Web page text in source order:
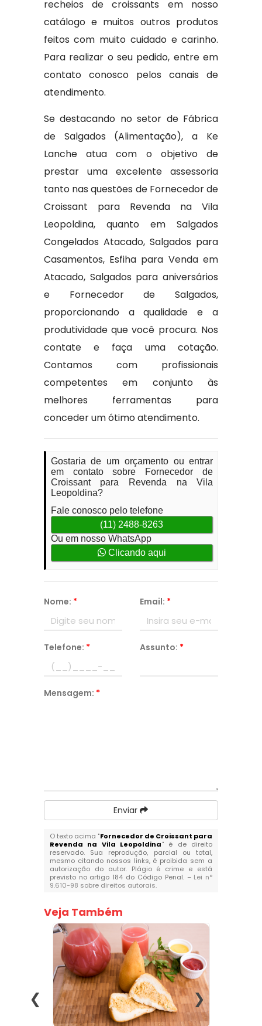
recheios de croissants em nosso
catálogo e muitos outros produtos
feitos com muito cuidado e carinho.
Para realizar o seu pedido, entre em
contato conosco pelos canais de
atendimento.
Se destacando no setor de Fábrica
de Salgados (Alimentação), a Ke
Lanche atua com o objetivo de
prestar uma excelente assessoria
tanto nas questões de Fornecedor de
Croissant para Revenda na Vila
Leopoldina, quanto em Salgados
Congelados Atacado, Salgados para
Casamentos, Esfiha para Venda em
Atacado, Salgados para aniversários
e Fornecedor de Salgados,
proporcionando a qualidade e a
produtividade que você procura. Nos
contate e faça uma cotação.
Contamos com profissionais
competentes em conjunto às
melhores ferramentas para
conceder um ótimo atendimento.
Gostaria de um orçamento ou entrar
em contato sobre Fornecedor de
Croissant para Revenda na Vila
Leopoldina?
Fale conosco pelo telefone
(11) 2488-8263
Ou em nosso WhatsApp
Clicando aqui
Nome: * Email: *
Telefone: * Assunto: *
Mensagem: *
Enviar
O texto acima "Fornecedor de Croissant para
Revenda na Vila Leopoldina" é de direito
reservado. Sua reprodução, parcial ou total,
mesmo citando nossos links, é proibida sem a
autorização do autor. Plágio é crime e está
previsto no artigo 184 do Código Penal. – Lei n°
9.610-98 sobre direitos autorais.
Veja Também